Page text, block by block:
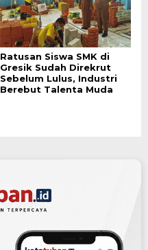
Ratusan Siswa SMK di
Gresik Sudah Direkrut
Sebelum Lulus, Industri
Berebut Talenta Muda